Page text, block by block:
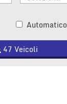
Automatico
47 Veicoli